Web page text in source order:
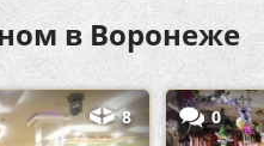
в Воронеже
8 0